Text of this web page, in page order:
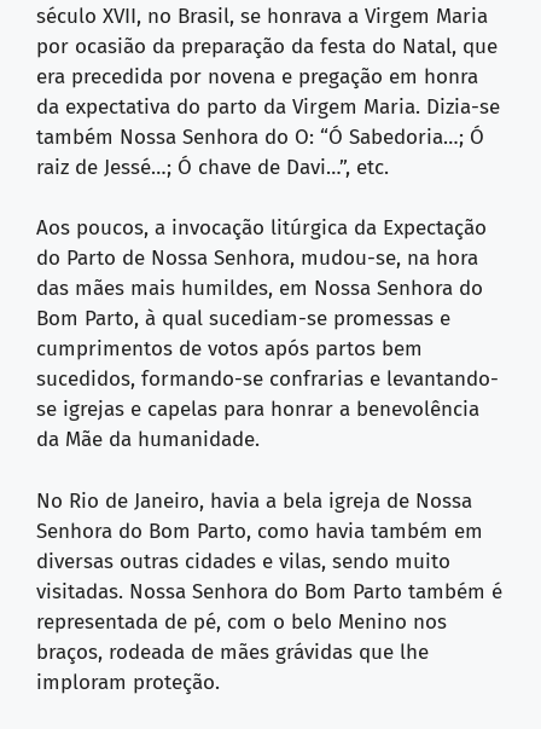
século XVII, no Brasil, se honrava a Virgem Maria
por ocasião da preparação da festa do Natal, que
era precedida por novena e pregação em honra
da expectativa do parto da Virgem Maria. Dizia-se
também Nossa Senhora do O: “Ó Sabedoria…; Ó
raiz de Jessé…; Ó chave de Davi…”, etc.
Aos poucos, a invocação litúrgica da Expectação
do Parto de Nossa Senhora, mudou-se, na hora
das mães mais humildes, em Nossa Senhora do
Bom Parto, à qual sucediam-se promessas e
cumprimentos de votos após partos bem
sucedidos, formando-se confrarias e levantando-
se igrejas e capelas para honrar a benevolência
da Mãe da humanidade.
No Rio de Janeiro, havia a bela igreja de Nossa
Senhora do Bom Parto, como havia também em
diversas outras cidades e vilas, sendo muito
visitadas. Nossa Senhora do Bom Parto também é
representada de pé, com o belo Menino nos
braços, rodeada de mães grávidas que lhe
imploram proteção.